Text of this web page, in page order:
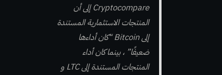
Cryptocompare إلى أن
المنتجات الاستثمارية المستندة
إلى Bitcoin “كان أداءها
ضعيفًا” ، بينما كان أداء
المنتجات المستندة إلى LTC و